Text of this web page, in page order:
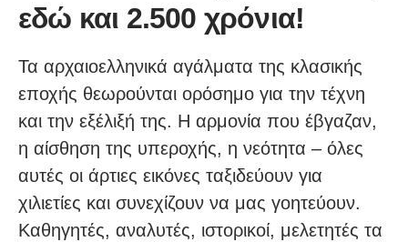
εδώ και 2.500 χρόνια!
Τα αρχαιοελληνικά αγάλματα της κλασικής
εποχής θεωρούνται ορόσημο για την τέχνη
και την εξέλιξή της. Η αρμονία που έβγαζαν,
η αίσθηση της υπεροχής, η νεότητα – όλες
αυτές οι άρτιες εικόνες ταξιδεύουν για
χιλιετίες και συνεχίζουν να μας γοητεύουν.
Καθηγητές, αναλυτές, ιστορικοί, μελετητές τα